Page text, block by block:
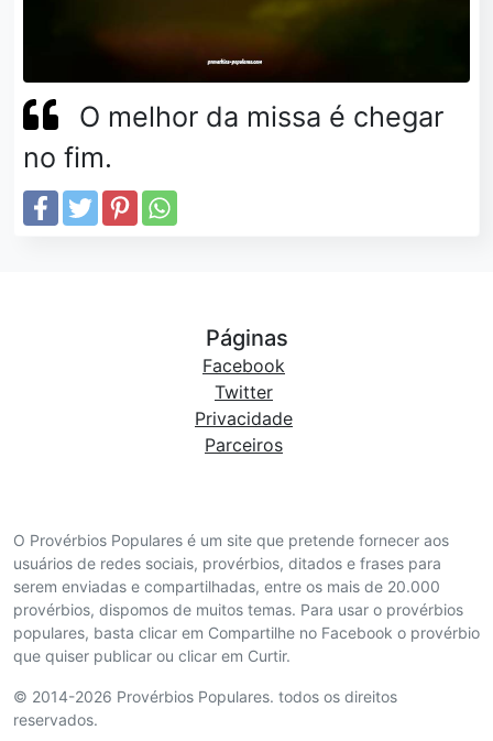
O melhor da missa é chegar
no fim.
O Provérbios Populares é um site que pretende fornecer aos
usuários de redes sociais, provérbios, ditados e frases para
serem enviadas e compartilhadas, entre os mais de 20.000
provérbios, dispomos de muitos temas. Para usar o provérbios
populares, basta clicar em Compartilhe no Facebook o provérbio
que quiser publicar ou clicar em Curtir.
© 2014-2026 Provérbios Populares. todos os direitos
reservados.
Páginas
Facebook
Twitter
Privacidade
Parceiros